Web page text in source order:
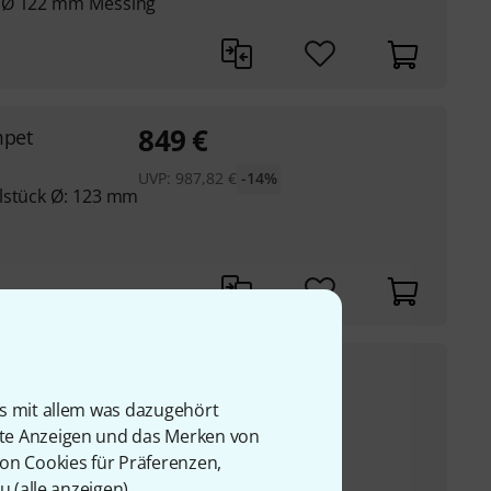
mit allem was dazugehört
Anzeigen und das Merken von
Cookies für Präferenzen,
Ø: 123 mm
849€
UVP: 987,82 € -14%
2.198,38 € -14%